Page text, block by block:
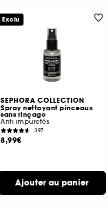
SEPHORA COLLECTION
Spray nettoyant pinceaux
sans rinçage
Anti impuretés
397
8,99€
Ajouter au panier
Exclu